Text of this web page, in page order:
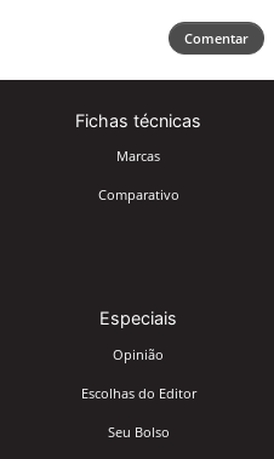
Comentar
Fichas técnicas
Marcas
Comparativo
Especiais
Opinião
Escolhas do Editor
Seu Bolso